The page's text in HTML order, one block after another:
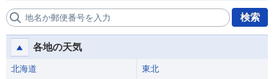
地名か郵便番号を入力 検索
各地の天気
北海道 東北